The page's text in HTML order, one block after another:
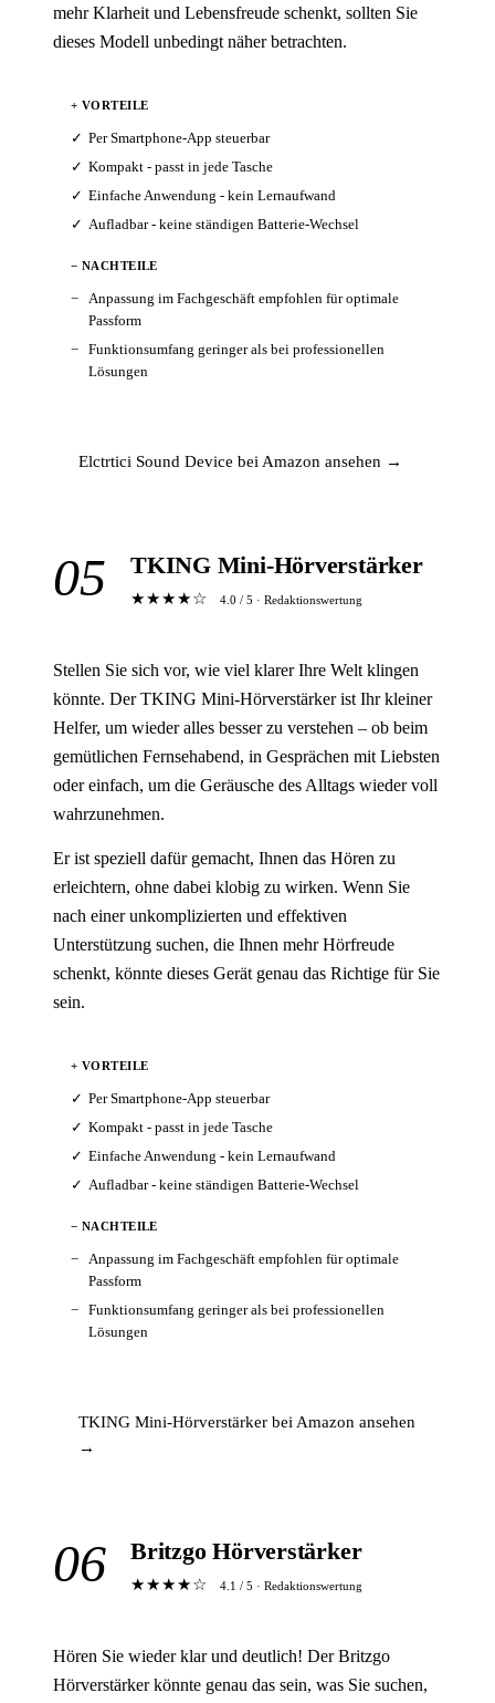
mehr Klarheit und Lebensfreude schenkt, sollten Sie
dieses Modell unbedingt näher betrachten.
+ VORTEILE
Per Smartphone-App steuerbar
Kompakt - passt in jede Tasche
Einfache Anwendung - kein Lernaufwand
Aufladbar - keine ständigen Batterie-Wechsel
− NACHTEILE
Anpassung im Fachgeschäft empfohlen für optimale
Passform
Funktionsumfang geringer als bei professionellen
Lösungen
Elctrtici Sound Device bei Amazon ansehen →
05 TKING Mini-Hörverstärker
★★★★☆ 4.0 / 5 · Redaktionswertung
Stellen Sie sich vor, wie viel klarer Ihre Welt klingen
könnte. Der TKING Mini-Hörverstärker ist Ihr kleiner
Helfer, um wieder alles besser zu verstehen – ob beim
gemütlichen Fernsehabend, in Gesprächen mit Liebsten
oder einfach, um die Geräusche des Alltags wieder voll
wahrzunehmen.
Er ist speziell dafür gemacht, Ihnen das Hören zu
erleichtern, ohne dabei klobig zu wirken. Wenn Sie
nach einer unkomplizierten und effektiven
Unterstützung suchen, die Ihnen mehr Hörfreude
schenkt, könnte dieses Gerät genau das Richtige für Sie
sein.
+ VORTEILE
Per Smartphone-App steuerbar
Kompakt - passt in jede Tasche
Einfache Anwendung - kein Lernaufwand
Aufladbar - keine ständigen Batterie-Wechsel
− NACHTEILE
Anpassung im Fachgeschäft empfohlen für optimale
Passform
Funktionsumfang geringer als bei professionellen
Lösungen
TKING Mini-Hörverstärker bei Amazon ansehen
→
06 Britzgo Hörverstärker
★★★★☆ 4.1 / 5 · Redaktionswertung
Hören Sie wieder klar und deutlich! Der Britzgo
Hörverstärker könnte genau das sein, was Sie suchen,